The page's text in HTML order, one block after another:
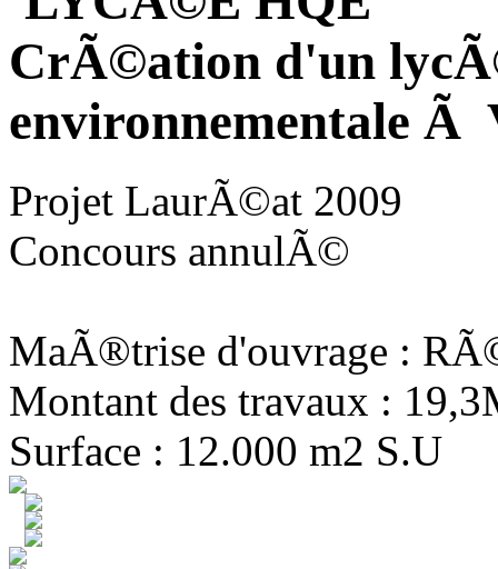
CrÃ©ation d'un
environnementale Ã
Projet LaurÃ©at 2009
Concours annulÃ©
MaÃ®trise d'ouvrage :
Montant des travaux :
Surface : 12.000 m2 S.U